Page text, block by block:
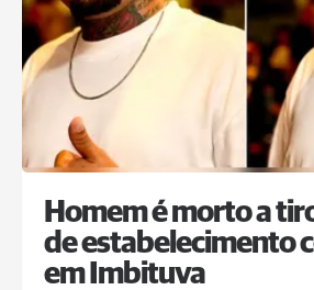
Homem é morto a
de estabelecimento
em Imbituva